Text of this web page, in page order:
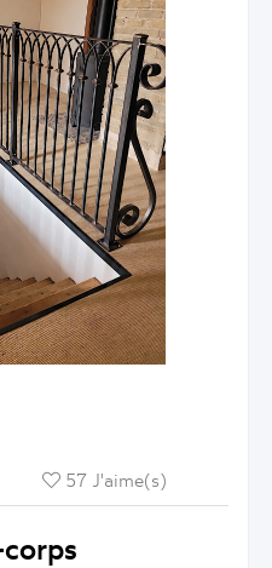
57 J'aime(s)